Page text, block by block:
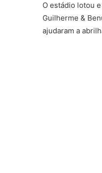
O estádio lotou
Guilherme &
ajudaram a